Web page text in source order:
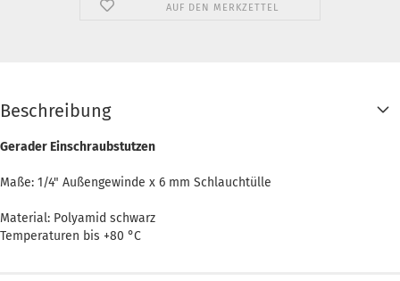
AUF DEN MERKZETTEL
Beschreibung
Gerader Einschraubstutzen
Maße: 1/4" Außengewinde x 6 mm Schlauchtülle
Material: Polyamid schwarz
Temperaturen bis +80 °C